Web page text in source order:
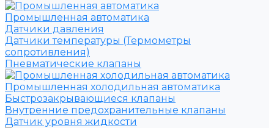
Промышленная автоматика
Датчики давления
Датчики температуры (Термометры
сопротивления)
Пневматические клапаны
Промышленная холодильная автоматика
Быстрозакрывающиеся клапаны
Внутренние предохранительные клапаны
Датчик уровня жидкости